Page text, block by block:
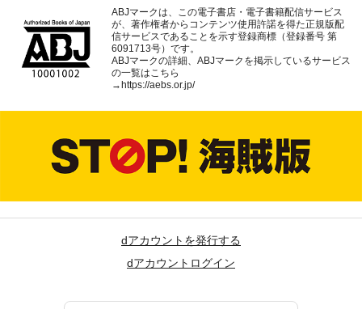
ABJマークは、この電子書店・電子書籍配信サービス
が、著作権者からコンテンツ使用許諾を得た正規版配
信サービスであることを示す登録商標（登録番号 第
6091713号）です。
ABJマークの詳細、ABJマークを掲示しているサービス
の一覧はこちら
→ https://aebs.or.jp/
dアカウントを発行する
dアカウントログイン